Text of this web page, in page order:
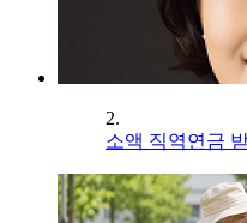
2.
소액 직역연금